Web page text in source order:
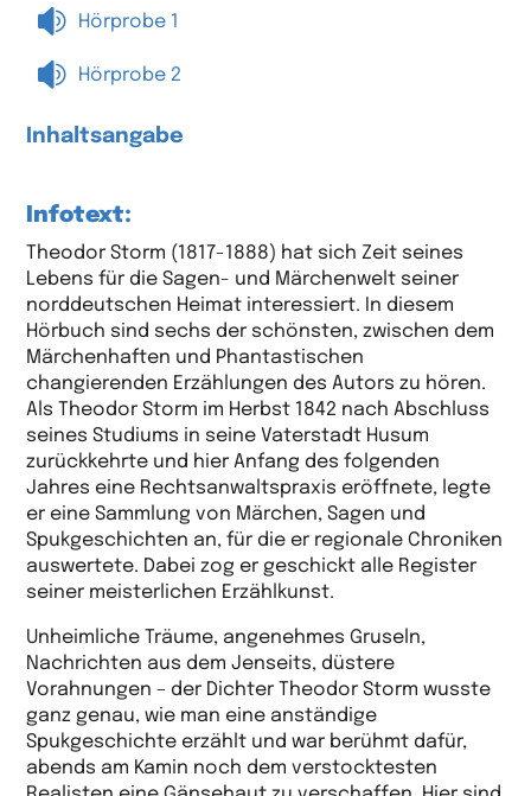
 Hörprobe 1
 Hörprobe 2
Inhaltsangabe
Infotext:
Theodor Storm (1817-1888) hat sich Zeit seines
Lebens für die Sagen- und Märchenwelt seiner
norddeutschen Heimat interessiert. In diesem
Hörbuch sind sechs der schönsten, zwischen dem
Märchenhaften und Phantastischen
changierenden Erzählungen des Autors zu hören.
Als Theodor Storm im Herbst 1842 nach Abschluss
seines Studiums in seine Vaterstadt Husum
zurückkehrte und hier Anfang des folgenden
Jahres eine Rechtsanwaltspraxis eröffnete, legte
er eine Sammlung von Märchen, Sagen und
Spukgeschichten an, für die er regionale Chroniken
auswertete. Dabei zog er geschickt alle Register
seiner meisterlichen Erzählkunst.
Unheimliche Träume, angenehmes Gruseln,
Nachrichten aus dem Jenseits, düstere
Vorahnungen – der Dichter Theodor Storm wusste
ganz genau, wie man eine anständige
Spukgeschichte erzählt und war berühmt dafür,
abends am Kamin noch dem verstocktesten